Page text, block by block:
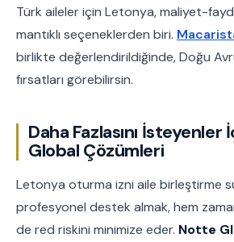
Türk aileler için Letonya, maliyet-
mantıklı seçeneklerden biri.
birlikte değerlendirildiğinde, Doğu
fırsatları görebilirsin.
Daha Fazlasını
Global Çözümleri
Letonya oturma izni aile birleştirme
profesyonel destek almak, hem
de red riskini minimize eder. Notte